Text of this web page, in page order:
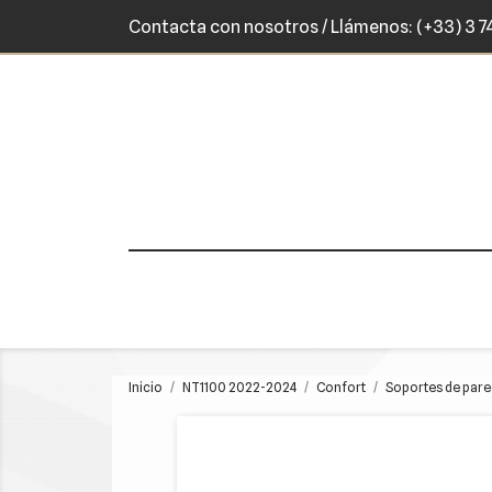
Contacta con nosotros/ Llámenos: (+33) 3
Inicio NT1100 2022-2024 Confort Soportes de